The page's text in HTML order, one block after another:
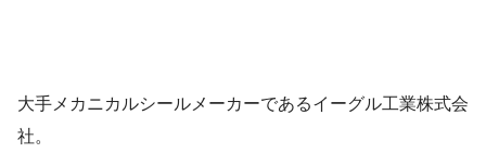
大手メカニカルシールメーカーであるイーグル工業株式会
社。